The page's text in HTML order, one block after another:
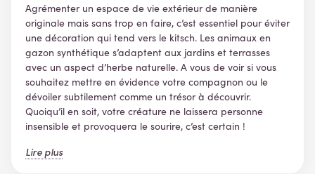
Agrémenter un espace de vie extérieur de manière
originale mais sans trop en faire, c’est essentiel pour éviter
une décoration qui tend vers le kitsch. Les animaux en
gazon synthétique s’adaptent aux jardins et terrasses
avec un aspect d’herbe naturelle. A vous de voir si vous
souhaitez mettre en évidence votre compagnon ou le
dévoiler subtilement comme un trésor à découvrir.
Quoiqu’il en soit, votre créature ne laissera personne
insensible et provoquera le sourire, c’est certain !
Lire plus